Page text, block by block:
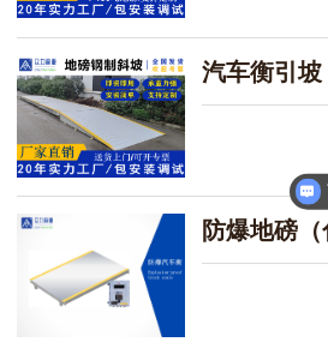
汽车衡引坡
防爆地磅